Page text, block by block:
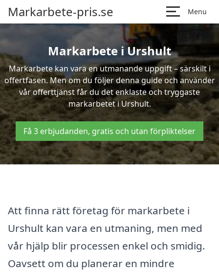
Markarbete-pris.se Menu
Markarbete i Urshult
Markarbete kan vara en utmanande uppgift – särskilt i
offertfasen. Men om du följer denna guide och använder
vår offerttjänst får du det enklaste och tryggaste
markarbetet i Urshult.
Få 3 erbjudanden, gratis och utan förpliktelser
Att finna rätt företag för markarbete i
Urshult kan vara en utmaning, men med
vår hjälp blir processen enkel och smidig.
Oavsett om du planerar en mindre